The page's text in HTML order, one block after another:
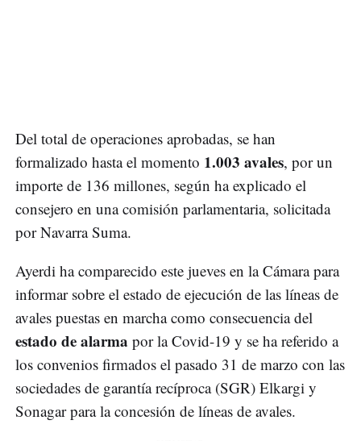
Del total de operaciones aprobadas, se han
formalizado hasta el momento 1.003 avales, por un
importe de 136 millones, según ha explicado el
consejero en una comisión parlamentaria, solicitada
por Navarra Suma.
Ayerdi ha comparecido este jueves en la Cámara para
informar sobre el estado de ejecución de las líneas de
avales puestas en marcha como consecuencia del
estado de alarma por la Covid-19 y se ha referido a
los convenios firmados el pasado 31 de marzo con las
sociedades de garantía recíproca (SGR) Elkargi y
Sonagar para la concesión de líneas de avales.